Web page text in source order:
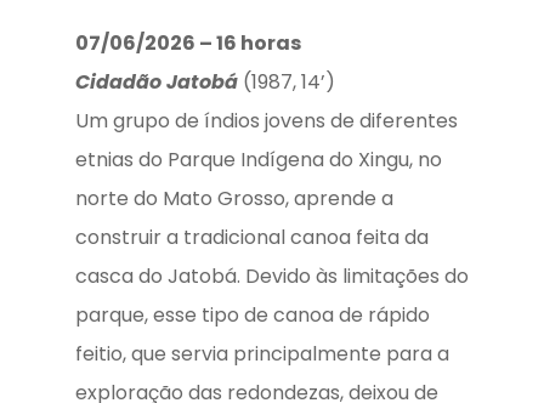
07/06/2026 – 16 horas
Cidadão Jatobá(1987, 14’)
Um grupo de índios jovens de diferentes
etnias do Parque Indígena do Xingu, no
norte do Mato Grosso, aprende a
construir a tradicional canoa feita da
casca do Jatobá. Devido às limitações do
parque, esse tipo de canoa de rápido
feitio, que servia principalmente para a
exploração das redondezas, deixou de